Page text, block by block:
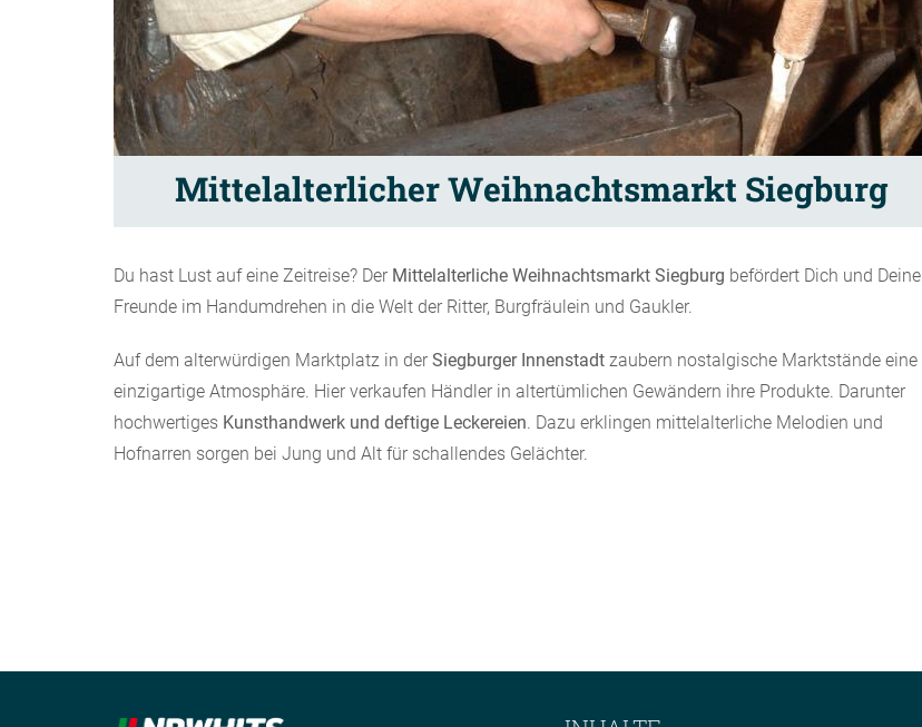
Mittelalterlicher Weihnachtsmarkt Siegburg
Du hast Lust auf eine Zeitreise? Der Mittelalterliche Weihnachtsmarkt Siegburg befördert Dich und Deine
Freunde im Handumdrehen in die Welt der Ritter, Burgfräulein und Gaukler.
Auf dem alterwürdigen Marktplatz in der Siegburger Innenstadt zaubern nostalgische Marktstände eine
einzigartige Atmosphäre. Hier verkaufen Händler in altertümlichen Gewändern ihre Produkte. Darunter
hochwertiges Kunsthandwerk und deftige Leckereien. Dazu erklingen mittelalterliche Melodien und
Hofnarren sorgen bei Jung und Alt für schallendes Gelächter.